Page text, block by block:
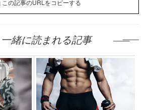
この記事のURLをコピーする
一緒に読まれる記事